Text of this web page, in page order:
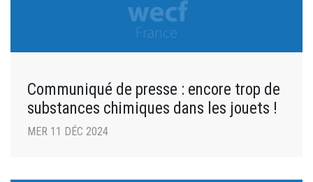
Communiqué de presse : encore trop de
substances chimiques dans les jouets !
MER 11 DÉC 2024